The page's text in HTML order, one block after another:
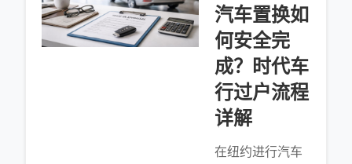
汽车置换如
何安全完
成？时代车
行过户流程
详解
在纽约进行汽车